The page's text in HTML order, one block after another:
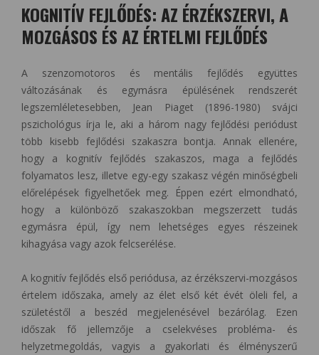
KOGNITÍV FEJLŐDÉS: AZ ÉRZÉKSZERVI, A
MOZGÁSOS ÉS AZ ÉRTELMI FEJLŐDÉS
A szenzomotoros és mentális fejlődés együttes
változásának és egymásra épülésének rendszerét
legszemléletesebben, Jean Piaget (1896-1980) svájci
pszichológus írja le, aki a három nagy fejlődési periódust
több kisebb fejlődési szakaszra bontja. Annak ellenére,
hogy a kognitív fejlődés szakaszos, maga a fejlődés
folyamatos lesz, illetve egy-egy szakasz végén minőségbeli
előrelépések figyelhetőek meg. Éppen ezért elmondható,
hogy a különböző szakaszokban megszerzett tudás
egymásra épül, így nem lehetséges egyes részeinek
kihagyása vagy azok felcserélése.
A kognitív fejlődés első periódusa, az érzékszervi-mozgásos
értelem időszaka, amely az élet első két évét öleli fel, a
születéstől a beszéd megjelenésével bezárólag. Ezen
időszak fő jellemzője a cselekvéses probléma- és
helyzetmegoldás, vagyis a gyakorlati és élményszerű